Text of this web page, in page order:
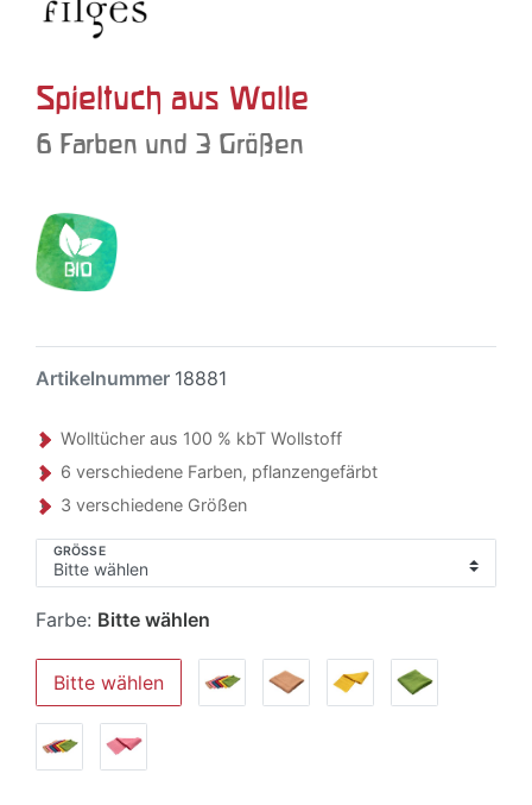
Spieltuch aus Wolle
6 Farben und 3 Größen
Artikelnummer 18881
Wolltücher aus 100 % kbT Wollstoff
6 verschiedene Farben, pflanzengefärbt
3 verschiedene Größen
GRÖSSE
Farbe: Bitte wählen
Bitte wählen